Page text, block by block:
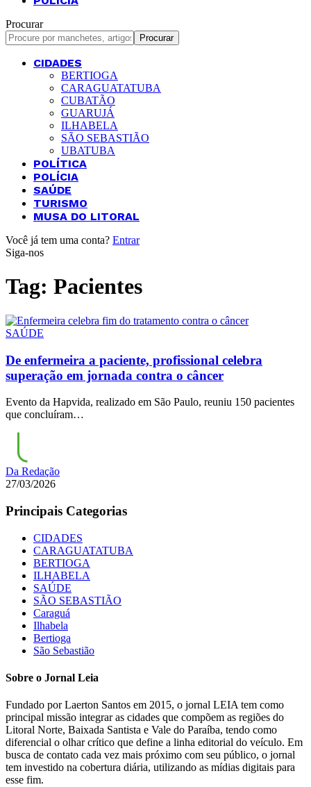
Procurar
CIDADES
BERTIOGA
CARAGUATATUBA
CUBATÃO
GUARUJÁ
ILHABELA
SÃO SEBASTIÃO
UBATUBA
POLÍTICA
POLÍCIA
SAÚDE
TURISMO
MUSA DO LITORAL
Você já tem uma conta? Entrar
Siga-nos
Tag: Pacientes
SAÚDE
De enfermeira a paciente, profissional celebra
superação em jornada contra o câncer
Evento da Hapvida, realizado em São Paulo, reuniu 150 pacientes
que concluíram…
Da Redação
27/03/2026
Principais Categorias
CIDADES
CARAGUATATUBA
BERTIOGA
ILHABELA
SAÚDE
SÃO SEBASTIÃO
Caraguá
Ilhabela
Bertioga
São Sebastião
Sobre o Jornal Leia
Fundado por Laerton Santos em 2015, o jornal LEIA tem como
principal missão integrar as cidades que compõem as regiões do
Litoral Norte, Baixada Santista e Vale do Paraíba, tendo como
diferencial o olhar crítico que define a linha editorial do veículo. Em
busca de contato cada vez mais próximo com seu público, o jornal
tem investido na cobertura diária, utilizando as mídias digitais para
esse fim.